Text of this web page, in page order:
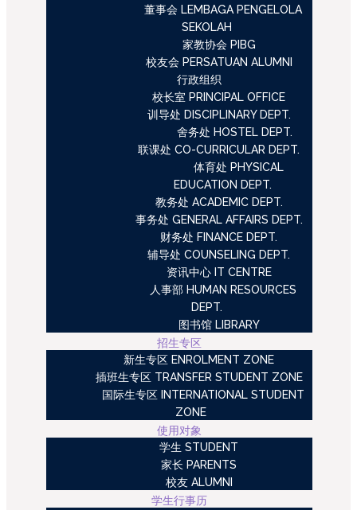
董事会 LEMBAGA PENGELOLA
SEKOLAH
家教协会 PIBG
校友会 PERSATUAN ALUMNI
行政组织
校长室 PRINCIPAL OFFICE
训导处 DISCIPLINARY DEPT.
舍务处 HOSTEL DEPT.
联课处 CO-CURRICULAR DEPT.
体育处 PHYSICAL
EDUCATION DEPT.
教务处 ACADEMIC DEPT.
事务处 GENERAL AFFAIRS DEPT.
财务处 FINANCE DEPT.
辅导处 COUNSELING DEPT.
资讯中心 IT CENTRE
人事部 HUMAN RESOURCES
DEPT.
图书馆 LIBRARY
招生专区
新生专区 ENROLMENT ZONE
插班生专区 TRANSFER STUDENT ZONE
国际生专区 INTERNATIONAL STUDENT
ZONE
使用对象
学生 STUDENT
家长 PARENTS
校友 ALUMNI
学生行事历